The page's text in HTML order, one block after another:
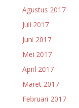
Agustus 2017
Juli 2017
Juni 2017
Mei 2017
April 2017
Maret 2017
Februari 2017